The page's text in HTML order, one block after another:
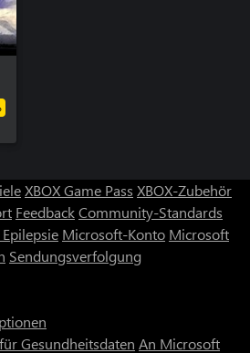
XBOX Game Pass XBOX-Zubehör
FeedbackCommunity-Standards
Microsoft-Konto Microsoft
Sendungsverfolgung
Gesundheitsdaten An Microsoft